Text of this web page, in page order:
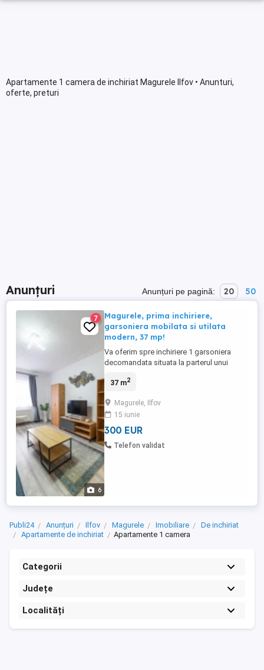
Apartamente 1 camera de inchiriat Magurele Ilfov • Anunturi,
oferte, preturi
Anunțuri Anunțuri pe pagină: 20 50
6
7
Magurele, prima inchiriere,
garsoniera mobilata si utilata
modern, 37 mp!
Va oferim spre inchiriere 1 garsoniera
decomandata situata la parterul unui
orasul Magurele, langa padure. Garsoniera
Toate utilitatile sunt contorizate individual.
Se inchiriaza complet mobilata si utilata
nou. Dispune de 1 ...
37 m2
Magurele, Ilfov
15 iunie
300 EUR
Telefon validat
Publi24 Anunțuri Ilfov Magurele Imobiliare
De inchiriat
Apartamente de inchiriat
Apartamente 1 camera
Categorii
Județe
Localități